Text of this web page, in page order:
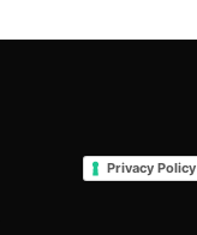
Privacy Policy